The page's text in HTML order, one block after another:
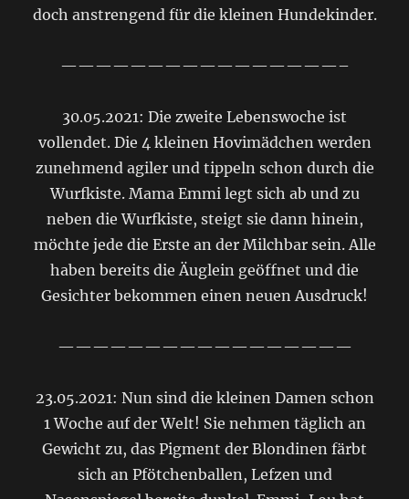
doch anstrengend für die kleinen Hundekinder.
————————————————–
30.05.2021: Die zweite Lebenswoche ist
vollendet. Die 4 kleinen Hovimädchen werden
zunehmend agiler und tippeln schon durch die
Wurfkiste. Mama Emmi legt sich ab und zu
neben die Wurfkiste, steigt sie dann hinein,
möchte jede die Erste an der Milchbar sein. Alle
haben bereits die Äuglein geöffnet und die
Gesichter bekommen einen neuen Ausdruck!
—————————————————
23.05.2021: Nun sind die kleinen Damen schon
1 Woche auf der Welt! Sie nehmen täglich an
Gewicht zu, das Pigment der Blondinen färbt
sich an Pfötchenballen, Lefzen und